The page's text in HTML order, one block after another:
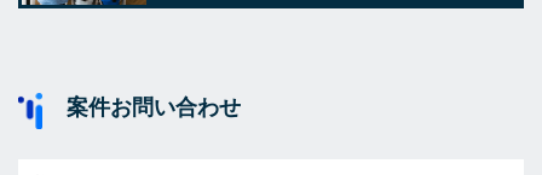
案件お問い合わせ